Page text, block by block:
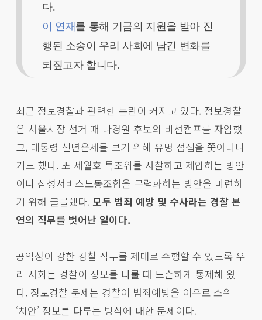
다.
이 연재를 통해 기금의 지원을 받아 진
행된 소송이 우리 사회에 남긴 변화를
되짚고자 합니다.
최근 정보경찰과 관련한 논란이 커지고 있다. 정보경찰
은 서울시장 선거 때 나경원 후보의 비선캠프를 자임했
고, 대통령 신년운세를 보기 위해 유명 점집을 쫓아다니
기도 했다. 또 세월호 특조위를 사찰하고 제압하는 방안
이나 삼성서비스노동조합을 무력화하는 방안을 마련하
기 위해 골몰했다. 모두 범죄 예방 및 수사라는 경찰 본
연의 직무를 벗어난 일이다.
공익성이 강한 경찰 직무를 제대로 수행할 수 있도록 우
리 사회는 경찰이 정보를 다룰 때 느슨하게 통제해 왔
다. 정보경찰 문제는 경찰이 범죄예방을 이유로 소위
‘치안’ 정보를 다루는 방식에 대한 문제이다.